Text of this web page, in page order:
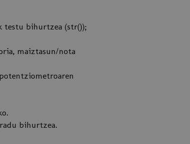
testu bihurtzea (str());
maiztasun/nota
bihurtzea.